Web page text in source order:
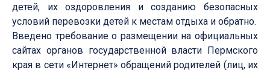
детей, их оздоровления и созданию безопасных
условий перевозки детей к местам отдыха и обратно.
Введено требование о размещении на официальных
сайтах органов государственной власти Пермского
края в сети «Интернет» обращений родителей (лиц, их